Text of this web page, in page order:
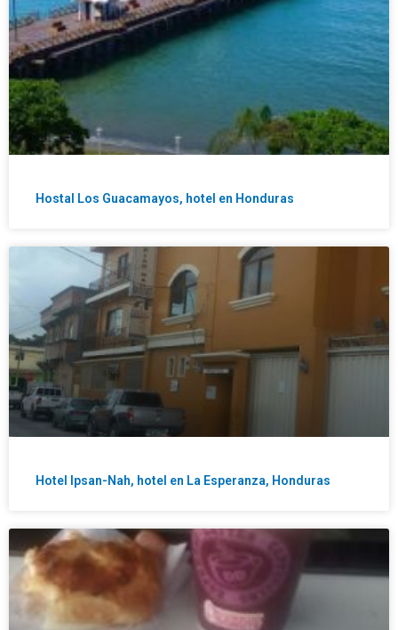
Hostal Los Guacamayos, hotel en Honduras
Hotel Ipsan-Nah, hotel en La Esperanza, Honduras